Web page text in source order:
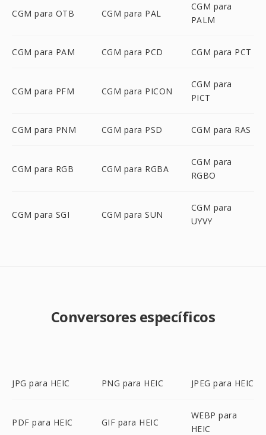
CGM para OTB CGM para PAL
CGM para
PALM
CGM para PAM CGM para PCD CGM para PCT
CGM para PFM CGM para PICON
CGM para
PICT
CGM para PNM CGM para PSD CGM para RAS
CGM para RGB CGM para RGBA
CGM para
RGBO
CGM para SGI CGM para SUN
CGM para
UYVY
Conversores específicos
JPG para HEIC PNG para HEIC JPEG para HEIC
PDF para HEIC GIF para HEIC
WEBP para
HEIC